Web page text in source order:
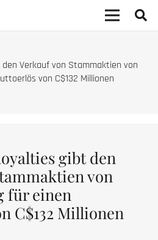
Verkauf von Stammaktien von
von C$132 Millionen
gibt den
von
für einen
C$132 Millionen